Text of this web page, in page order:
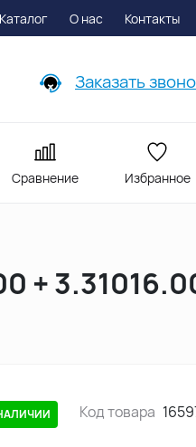
Каталог О нас Контакты
Заказать
Сравнение Избранное
+
Код товара